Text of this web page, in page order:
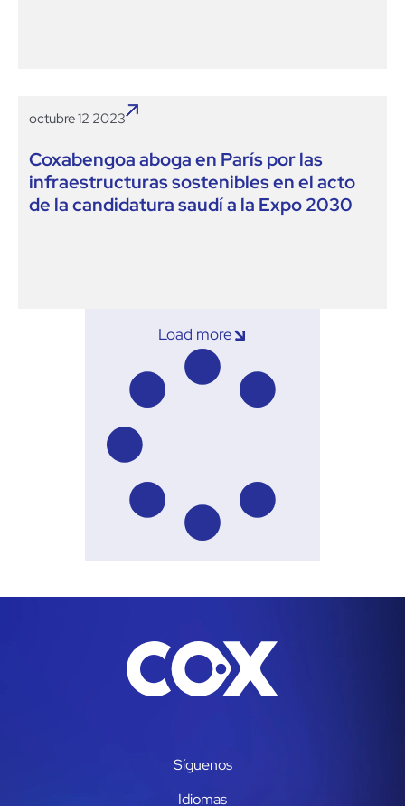
octubre 12 2023
Coxabengoa aboga en París por las
infraestructuras sostenibles en el acto
de la candidatura saudí a la Expo 2030
Load more
Síguenos
Idiomas